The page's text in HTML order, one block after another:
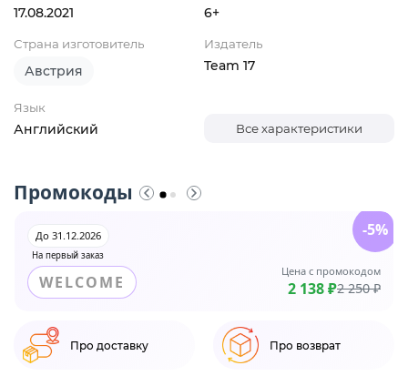
17.08.2021 6+
Страна изготовитель
Австрия
Издатель
Team 17
Язык
Английский Все характеристики
Промокоды
На первый заказ
До 31.12.2026
WELCOME
Цена с промокодом
2 138 ₽2 250 ₽
-5%
Про доставку Про возврат